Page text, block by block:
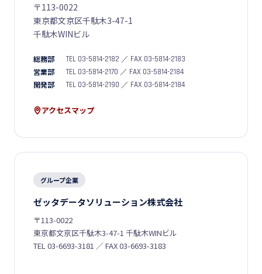
〒113-0022
東京都文京区千駄木3-47-1
千駄木WINビル
総務部 TEL 03-5814-2182 ／ FAX 03-5814-2183
営業部 TEL 03-5814-2170 ／ FAX 03-5814-2184
開発部 TEL 03-5814-2190 ／ FAX 03-5814-2184
アクセスマップ
グループ企業
ゼッタデータソリューション株式会社
〒113-0022
東京都文京区千駄木3-47-1 千駄木WINビル
TEL 03-6693-3181 ／ FAX 03-6693-3183